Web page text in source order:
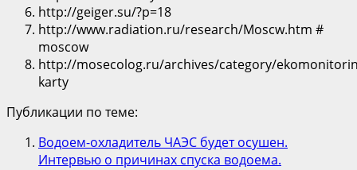
http://geiger.su/?p=18
http://www.radiation.ru/research/Moscw.htm #
moscow
http://mosecolog.ru/archives/category/
karty
Публикации по теме:
Водоем-охладитель ЧАЭС будет осушен.
Интервью о причинах спуска водоема.